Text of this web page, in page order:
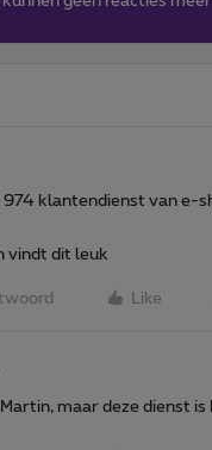
klantendienst van e-
vindt dit leuk
Like
maar deze dienst is